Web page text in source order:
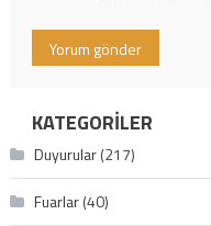
KATEGORILER
Duyurular(217)
Fuarlar(40)